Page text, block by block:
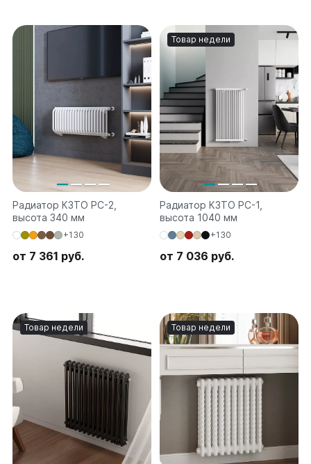
Радиатор КЗТО РС-2,
высота 340 мм
+130
от 7 361 руб.
Товар недели
Радиатор КЗТО РС-1,
высота 1040 мм
+130
от 7 036 руб.
Товар недели Товар недели